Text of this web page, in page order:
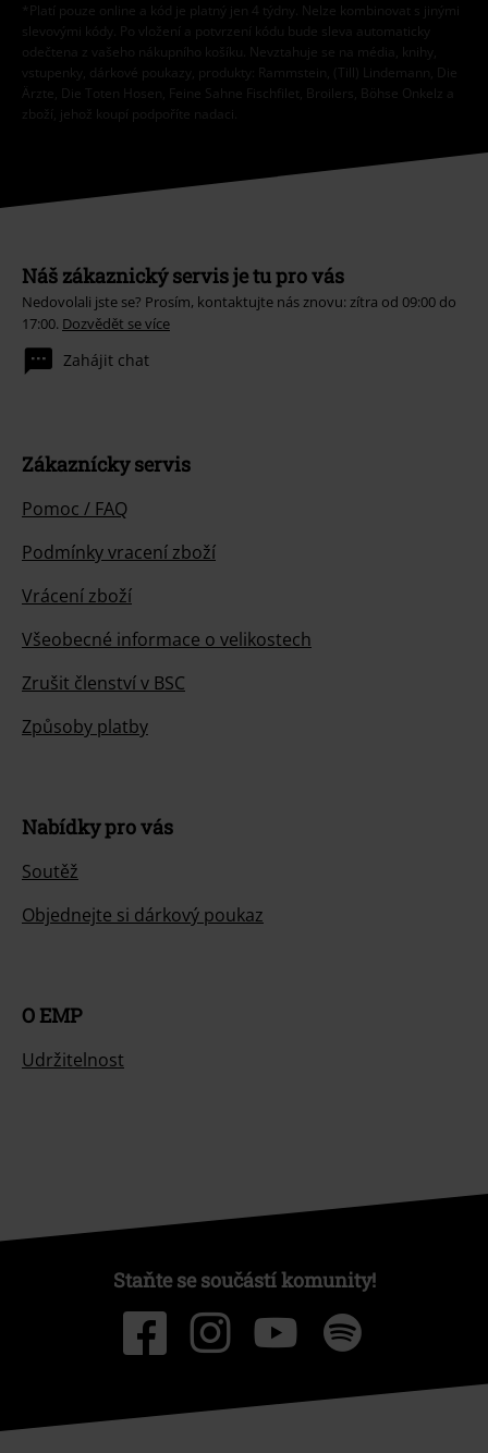
*Platí pouze online a kód je platný jen 4 týdny. Nelze kombinovat s jinými
slevovými kódy. Po vložení a potvrzení kódu bude sleva automaticky
odečtena z vašeho nákupního košíku. Nevztahuje se na média, knihy,
vstupenky, dárkové poukazy, produkty: Rammstein, (Till) Lindemann, Die
Ärzte, Die Toten Hosen, Feine Sahne Fischfilet, Broilers, Böhse Onkelz a
zboží, jehož koupí podpoříte nadaci.
Náš zákaznický servis je tu pro vás
Nedovolali jste se? Prosím, kontaktujte nás znovu: zítra od 09:00 do
17:00. Dozvědět se více
Zahájit chat
Zákaznícky servis
Pomoc / FAQ
Podmínky vracení zboží
Vrácení zboží
Všeobecné informace o velikostech
Zrušit členství v BSC
Způsoby platby
Nabídky pro vás
Soutěž
Objednejte si dárkový poukaz
O EMP
Udržitelnost
Staňte se součástí komunity!